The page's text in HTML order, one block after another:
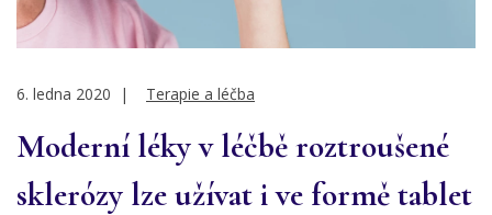
6. ledna 2020 | Terapie a léčba
Moderní léky v léčbě roztroušené
sklerózy lze užívat i ve formě tablet